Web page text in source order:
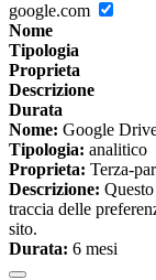
google.com
Nome
Tipologia
Proprieta
Descrizione
Durata
Nome: Google
Tipologia: analitico
Proprieta: Terza-
Descrizione:
traccia delle
sito.
Durata: 6 mesi